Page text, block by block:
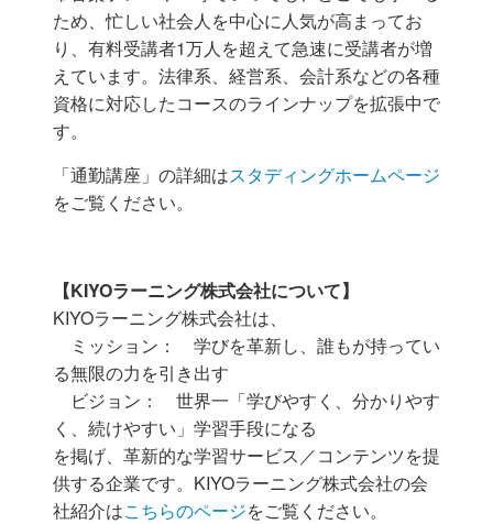
ため、忙しい社会人を中心に人気が高まってお
り、有料受講者1万人を超えて急速に受講者が増
えています。法律系、経営系、会計系などの各種
資格に対応したコースのラインナップを拡張中で
す。
「通勤講座」の詳細はスタディングホームページ
をご覧ください。
【KIYOラーニング株式会社について】
KIYOラーニング株式会社は、
ミッション： 学びを革新し、誰もが持ってい
る無限の力を引き出す
ビジョン： 世界一「学びやすく、分かりやす
く、続けやすい」学習手段になる
を掲げ、革新的な学習サービス／コンテンツを提
供する企業です。KIYOラーニング株式会社の会
社紹介はこちらのページをご覧ください。